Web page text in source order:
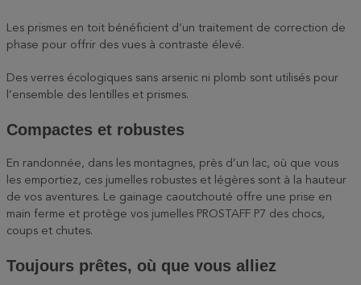
Les prismes en toit bénéficient d’un traitement de correction de
phase pour offrir des vues à contraste élevé.
Des verres écologiques sans arsenic ni plomb sont utilisés pour
l’ensemble des lentilles et prismes.
Compactes et robustes
En randonnée, dans les montagnes, près d’un lac, où que vous
les emportiez, ces jumelles robustes et légères sont à la hauteur
de vos aventures. Le gainage caoutchouté offre une prise en
main ferme et protège vos jumelles PROSTAFF P7 des chocs,
coups et chutes.
Toujours prêtes, où que vous alliez